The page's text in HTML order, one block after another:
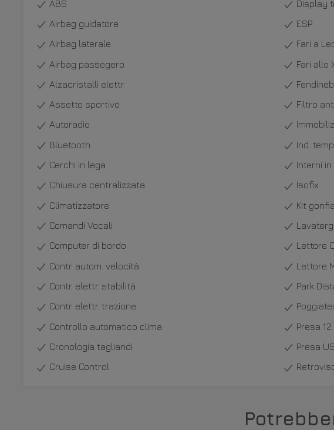
ABS
Airbag guidatore
Airbag laterale
Airbag passegero
Alzacristalli elettr.
Assetto sportivo
Autoradio
Bluetooth
Cerchi in lega
Chiusura centralizzata
Climatizzatore
Comandi Vocali
Computer di bordo
Contr. autom. velocità
Contr. elettr. stabilità
Contr. elettr. trazione
Controllo automatico clima
Cronologia tagliandi
Cruise Control
Display
ESP
Fari a
Fari allo
Filtro
Ind.
Interni
Isofix
Kit
Lettore
Lettore
Park
Presa 12
Presa